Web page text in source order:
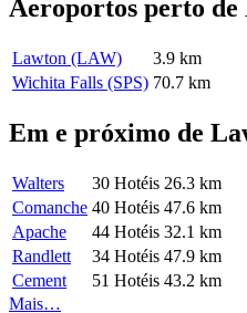
Aeroportos perto de
Lawton (LAW)
3.9 km
Wichita Falls (SPS) 70.7 km
Em e próximo de
Walters 30 Hotéis 26.3 km
Comanche 40 Hotéis 47.6 km
Apache
44 Hotéis 32.1 km
Randlett
34 Hotéis 47.9 km
Cement
51 Hotéis 43.2 km
Mais…